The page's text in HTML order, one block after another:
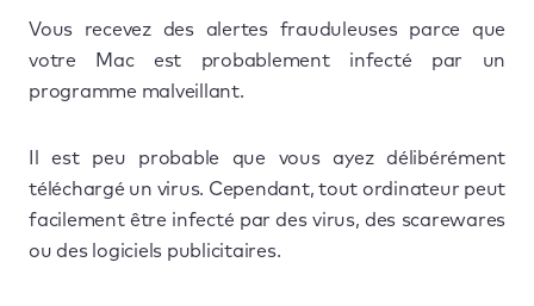
Vous recevez des alertes frauduleuses parce que
votre Mac est probablement infecté par un
programme malveillant.
Il est peu probable que vous ayez délibérément
téléchargé un virus. Cependant, tout ordinateur peut
facilement être infecté par des virus, des scarewares
ou des logiciels publicitaires.